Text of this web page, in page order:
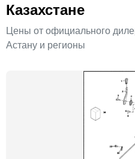
Казахстане
Цены от официального
Астану и регионы